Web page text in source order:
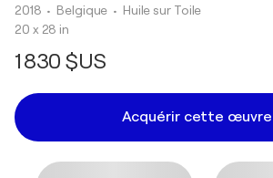
2018 • Belgique • Huile sur Toile
20 x 28 in
1 830 $US
Acquérir cette œuvre